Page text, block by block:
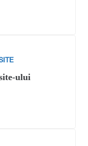
ului